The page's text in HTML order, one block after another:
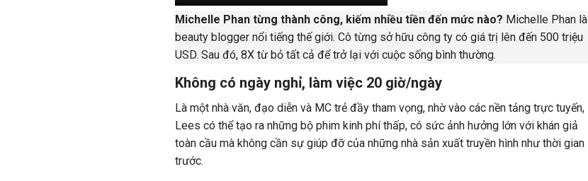
Michelle Phan từng thành công, kiếm nhiều tiền đến mức nào? Michelle Phan là
beauty blogger nổi tiếng thế giới. Cô từng sở hữu công ty có giá trị lên đến 500 triệu
USD. Sau đó, 8X từ bỏ tất cả để trở lại với cuộc sống bình thường.
Không có ngày nghỉ, làm việc 20 giờ/ngày
Là một nhà văn, đạo diễn và MC trẻ đầy tham vọng, nhờ vào các nền tảng trực tuyến,
Lees có thể tạo ra những bộ phim kinh phí thấp, có sức ảnh hưởng lớn với khán giả
toàn cầu mà không cần sự giúp đỡ của những nhà sản xuất truyền hình như thời gian
trước.